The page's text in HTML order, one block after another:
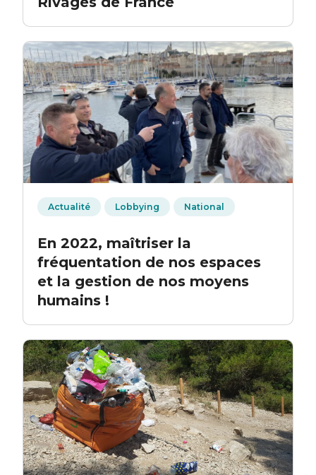
Actualité Lobbying National
En 2022, maîtriser la
fréquentation de nos espaces
et la gestion de nos moyens
humains !